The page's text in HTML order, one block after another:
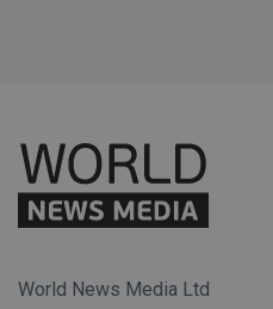
World News Media Ltd